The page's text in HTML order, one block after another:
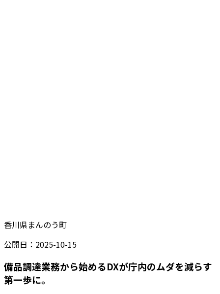
香川県まんのう町
公開日： 2025-10-15
備品調達業務から始めるDXが庁内のムダを減らす
第一歩に。